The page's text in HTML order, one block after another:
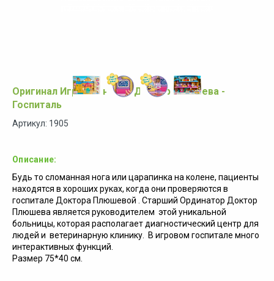
Оригинал Игровой набор Доктор Плюшева -
Госпиталь
Артикул: 1905
Описание:
Будь то сломанная нога или царапинка на колене, пациенты
находятся в хороших руках, когда они проверяются в
госпитале Доктора Плюшевой . Старший Ординатор Доктор
Плюшева является руководителем этой уникальной
больницы, которая располагает диагностический центр для
людей и ветеринарную клинику. В игровом госпитале много
интерактивных функций.
Размер 75*40 см.